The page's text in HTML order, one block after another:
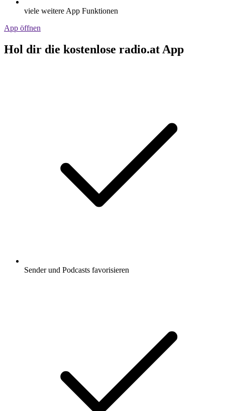
viele weitere App Funktionen
App öffnen
Hol dir die kostenlose radio.at App
Sender und Podcasts favorisieren